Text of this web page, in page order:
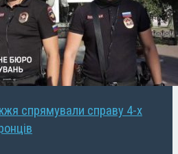
спрямували справу 4-х